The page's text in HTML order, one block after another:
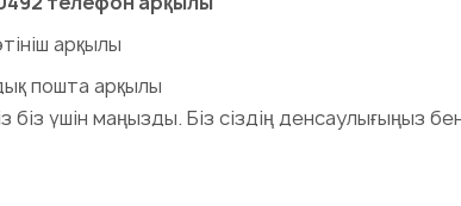
арқылы
пошта арқылы
біз үшін маңызды. Біз сіздің